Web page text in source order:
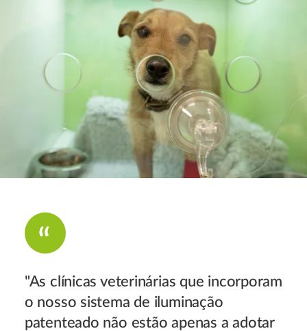
"As clínicas veterinárias que incorporam
o nosso sistema de iluminação
patenteado não estão apenas a adotar